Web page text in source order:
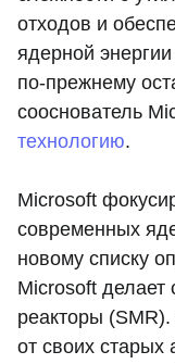
отходов и
ядерной
по-прежнему
сооснователь
технологию.
Microsoft
современных
новому списку
Microsoft
реакторы
от своих